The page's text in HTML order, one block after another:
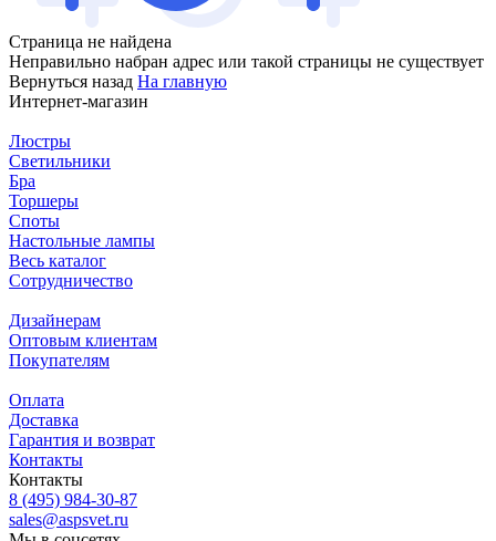
Страница не найдена
Неправильно набран адрес или такой страницы не существует
Вернуться назад На главную
Интернет-магазин
Люстры
Светильники
Бра
Торшеры
Споты
Настольные лампы
Весь каталог
Сотрудничество
Дизайнерам
Оптовым клиентам
Покупателям
Оплата
Доставка
Гарантия и возврат
Контакты
Контакты
8 (495) 984-30-87
sales@aspsvet.ru